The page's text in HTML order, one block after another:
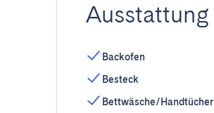
Ausstattung
Backofen
Besteck
Bettwäsche/Handtücher